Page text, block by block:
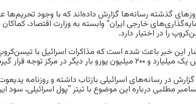
گذشته رسانه‌ها گزارش داده‌اند که با وجود تحریم‌ها
خارجی ایران” وابسته به وزارت اقتصاد،
را در اختیار دارد.
این خبر باعث شده است که مذاکرات اسرائیل با
و ۲۰۰ میلیون یورو بار دیگر در مرکز توجه قرار گیرد.
در رسانه‌های اسرائیلی بازتاب داشته و روزنامه